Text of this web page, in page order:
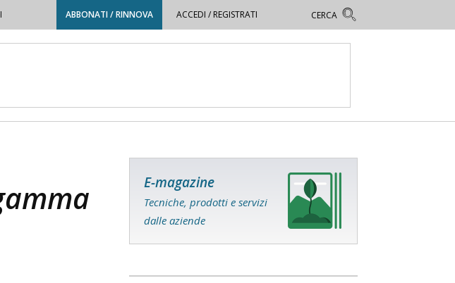
ABBONATI / RINNOVA ACCEDI / REGISTRATI
E-magazine
Tecniche, prodotti e servizi
dalle aziende